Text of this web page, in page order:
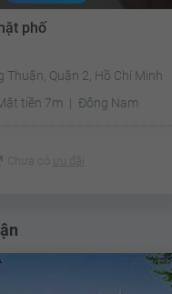
phố
Thuận, Quận 2, Hồ Chí Minh
tiền 7m Đông Nam
Chưa có ưu đãi